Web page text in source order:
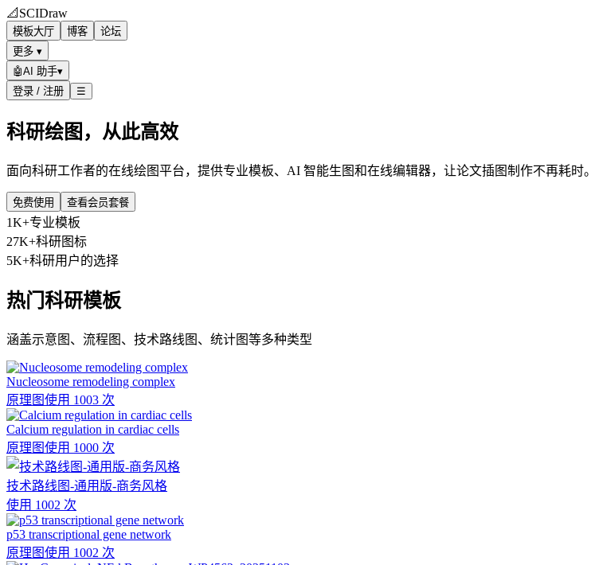
📐 SCIDraw
模板大厅 博客
论坛
更多 ▾
🤖AI 助手▾
登录 / 注册
☰
科研绘图，从此高效
面向科研工作者的在线绘图平台，提供专业模板、AI 智能生图和在线编辑器，让论文插图制作不再耗时。
免费使用 查看会员套餐
1K+专业模板
27K+科研图标
5K+科研用户的选择
热门科研模板
涵盖示意图、流程图、技术路线图、统计图等多种类型
Nucleosome remodeling complex
原理图使用 1003 次
Calcium regulation in cardiac cells
原理图使用 1000 次
技术路线图-通用版-商务风格
使用 1002 次
p53 transcriptional gene network
原理图使用 1002 次